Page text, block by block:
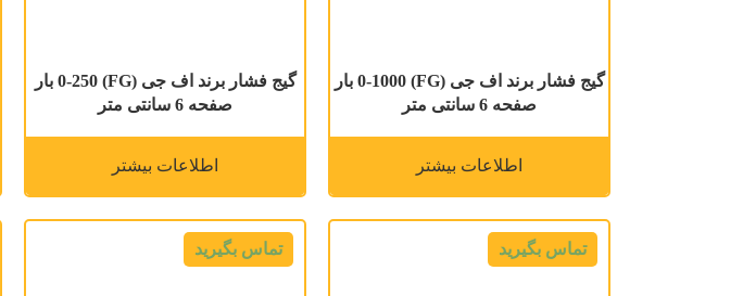
گیج فشار برند اف جی (FG) 0-1000 بار
صفحه 6 سانتی متر
اطلاعات بیشتر
گیج فشار برند اف جی (FG) 0-250 بار
صفحه 6 سانتی متر
اطلاعات بیشتر
تماس بگیرید تماس بگیرید